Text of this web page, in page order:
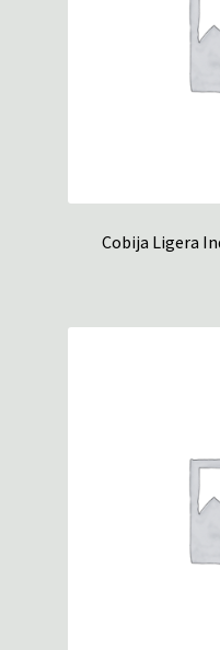
Cobija Ligera